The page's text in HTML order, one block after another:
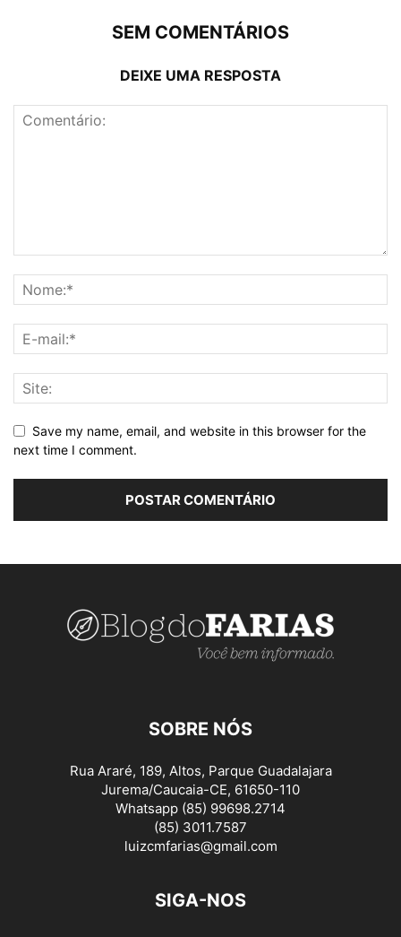
SEM COMENTÁRIOS
DEIXE UMA RESPOSTA
Save my name, email, and website in this browser for the
next time I comment.
SOBRE NÓS
Rua Araré, 189, Altos, Parque Guadalajara
Jurema/Caucaia-CE, 61650-110
Whatsapp (85) 99698.2714
(85) 3011.7587
luizcmfarias@gmail.com
SIGA-NOS